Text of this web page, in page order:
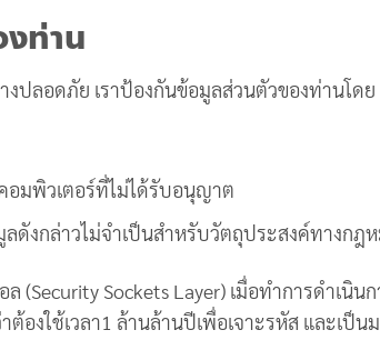
ท่าน
ลอดภัย เราป้องกันข้อมูลส่วนตัวของท่านโดย
อมพิวเตอร์ที่ไม่ได้รับอนุญาต
งกล่าวไม่จำเป็นสำหรับวัตถุประสงค์ทางกฎ
Sockets Layer) เมื่อทำการดำเนินก
ต้องใช้เวลา1 ล้านล้านปีเพื่อเจาะรหัส และเป็